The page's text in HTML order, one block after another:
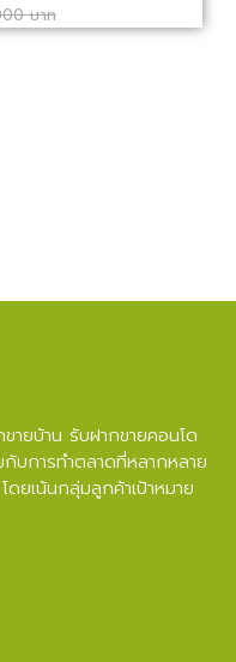
บาท
ายบ้าน รับฝากขายคอนโด
บการทำตลาดที่หลากหลาย
ยเน้นกลุ่มลูกค้าเป้าหมาย